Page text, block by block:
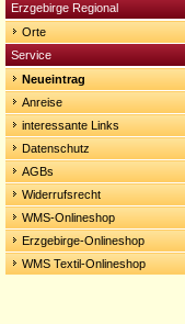
Erzgebirge Regional
Orte
Service
Neueintrag
Anreise
interessante Links
Datenschutz
AGBs
Widerrufsrecht
WMS-Onlineshop
Erzgebirge-Onlineshop
WMS Textil-Onlineshop